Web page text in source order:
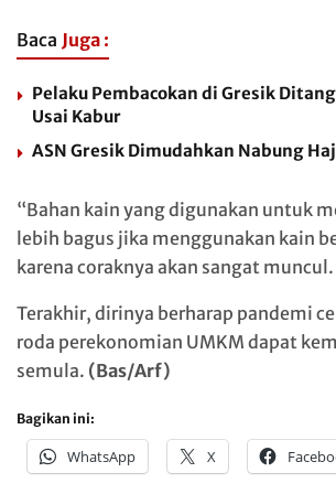
Baca Juga :
Pelaku Pembacokan di Gresik
Usai Kabur
ASN Gresik Dimudahkan Nabung
“Bahan kain yang digunakan untuk
lebih bagus jika menggunakan kain
karena coraknya akan sangat muncul.
Terakhir, dirinya berharap pandemi
roda perekonomian UMKM dapat
semula. (Bas/Arf)
Bagikan ini:
WhatsApp X